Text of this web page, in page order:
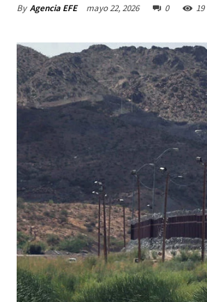
By Agencia EFE mayo 22, 2026 0 19